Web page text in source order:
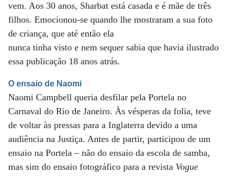
vem. Aos 30 anos, Sharbat está casada e é mãe de três
filhos. Emocionou-se quando lhe mostraram a sua foto
de criança, que até então ela
nunca tinha visto e nem sequer sabia que havia ilustrado
essa publicação 18 anos atrás.
O ensaio de Naomi
Naomi Campbell queria desfilar pela Portela no
Carnaval do Rio de Janeiro. Às vésperas da folia, teve
de voltar às pressas para a Inglaterra devido a uma
audiência na Justiça. Antes de partir, participou de um
ensaio na Portela – não do ensaio da escola de samba,
mas sim do ensaio fotográfico para a revista Vogue